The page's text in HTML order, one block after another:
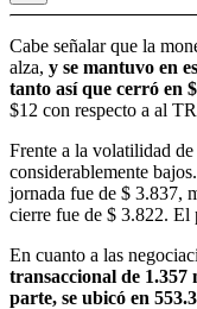
Cabe señalar que la
alza, y se mantuvo en
tanto así que cerró en
$12 con respecto a al
Frente a la volatilidad
considerablemente
jornada fue de $ 3.837,
cierre fue de $ 3.822. El
En cuanto a las
transaccional de
parte, se ubicó en